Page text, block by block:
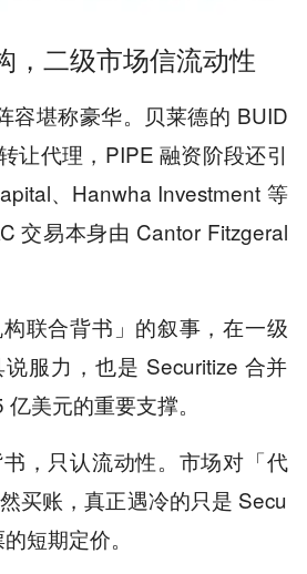
，二级市场信流动性
容堪称豪华。贝莱德的 BUID
让代理，PIPE 融资阶段还引
、Hanwha Investment 等
交易本身由 Cantor Fitzgeral
联合背书」的叙事，在一级
服力，也是 Securitize 合并
美元的重要支撑。
，只认流动性。市场对「代
买账，真正遇冷的只是 Secu
短期定价。